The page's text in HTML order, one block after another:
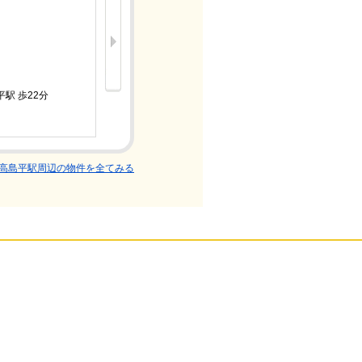
駅 歩22分
島平駅周辺の物件を全てみる